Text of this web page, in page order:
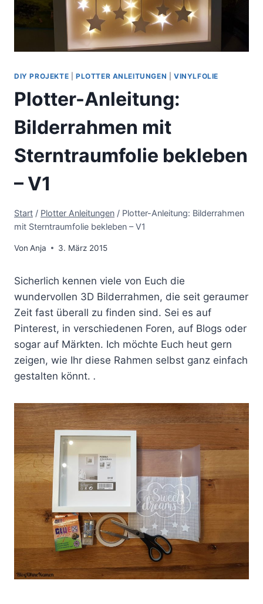
DIY PROJEKTE PLOTTER ANLEITUNGEN |VINYLFOLIE
Plotter-Anleitung:
Bilderrahmen mit
Sterntraumfolie bekleben
– V1
Start / Plotter Anleitungen / Plotter-Anleitung: Bilderrahmen
mit Sterntraumfolie bekleben – V1
Von Anja 3. März 2015
Sicherlich kennen viele von Euch die
wundervollen 3D Bilderrahmen, die seit geraumer
Zeit fast überall zu finden sind. Sei es auf
Pinterest, in verschiedenen Foren, auf Blogs oder
sogar auf Märkten. Ich möchte Euch heut gern
zeigen, wie Ihr diese Rahmen selbst ganz einfach
gestalten könnt. .